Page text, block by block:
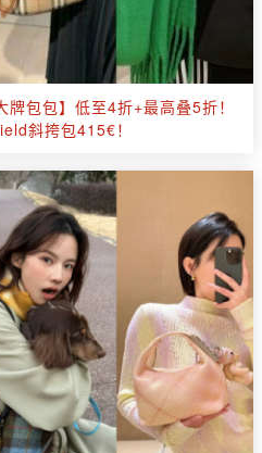
包包】低至4折+最高叠5折！
斜挎包415€！